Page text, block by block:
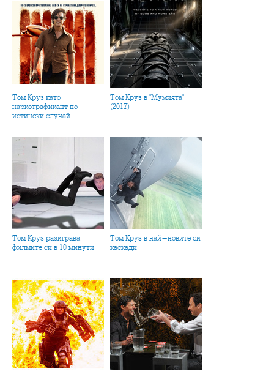
Том Круз като
наркотрафикант по
истински случай
Том Круз в "Мумията"
(2017)
Том Круз разиграва
филмите си в 10 минути
Том Круз в най-новите си
каскади